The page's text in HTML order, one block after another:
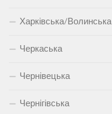
Харківська/Волинська
Черкаська
Чернівецька
Чернігівська